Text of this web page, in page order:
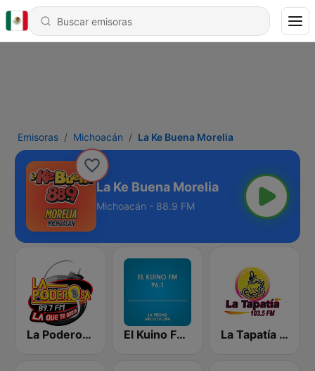
Emisoras Michoacán La Ke Buena Morelia
La Ke Buena Morelia
Michoacán - 88.9 FM
La Poderosa 89.7 FM El Kuino FM 96.1 La Tapatía 103.5 FM